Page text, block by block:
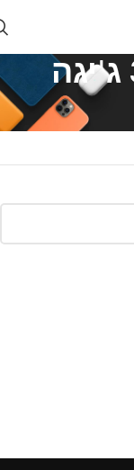
כרטיס זיכרון 32 ג'יגה